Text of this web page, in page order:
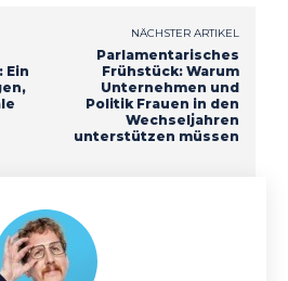
Ein
NÄCHSTER ARTIKEL
Parlamentarisches
Frühstück: Warum
Unternehmen und
Politik Frauen in den
Wechseljahren
unterstützen müssen